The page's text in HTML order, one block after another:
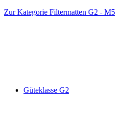
Zur Kategorie Filtermatten G2 - M5
Güteklasse G2